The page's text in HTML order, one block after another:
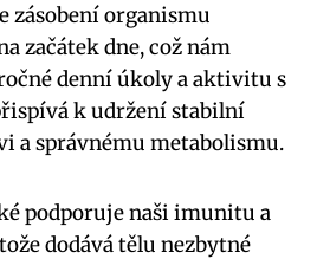
zásobení organismu
začátek dne, což nám
denní úkoly a aktivitu s
k udržení stabilní
a správnému metabolismu.
podporuje naši imunitu a
dodává tělu nezbytné